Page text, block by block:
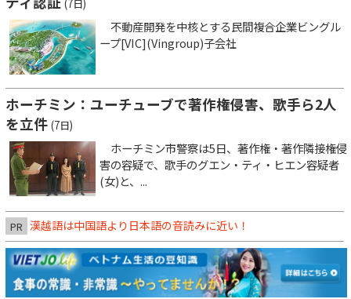
(7日)
不動産開発を中核とする民間複合企業ビングル
ープ[VIC](Vingroup)子会社
ホーチミン：ユーチューブで著作権侵害、歌手ら2人
を立件 (7日)
ホーチミン市警察は5日、著作権・著作隣接権侵
害の容疑で、歌手のグエン・ティ・ヒエン容疑者
(女)と、...
PR 漢越語は中国語より日本語の音読みに近い！